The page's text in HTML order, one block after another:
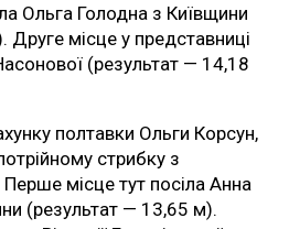
Ольга Голодна з Київщини
місце у представниці
(результат — 14,18
полтавки Ольги Корсун,
стрибку з
місце тут посіла Анна
(результат — 13,65 м).